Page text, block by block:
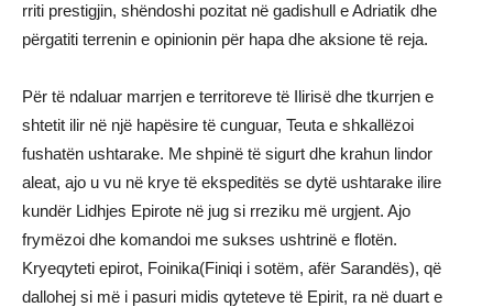
rriti prestigjin, shëndoshi pozitat në gadishull e Adriatik dhe
përgatiti terrenin e opinionin për hapa dhe aksione të reja.
Për të ndaluar marrjen e territoreve të Ilirisë dhe tkurrjen e
shtetit ilir në një hapësire të cunguar, Teuta e shkallëzoi
fushatën ushtarake. Me shpinë të sigurt dhe krahun lindor
aleat, ajo u vu në krye të ekspeditës se dytë ushtarake ilire
kundër Lidhjes Epirote në jug si rreziku më urgjent. Ajo
frymëzoi dhe komandoi me sukses ushtrinë e flotën.
Kryeqyteti epirot, Foinika(Finiqi i sotëm, afër Sarandës), që
dallohej si më i pasuri midis qyteteve të Epirit, ra në duart e